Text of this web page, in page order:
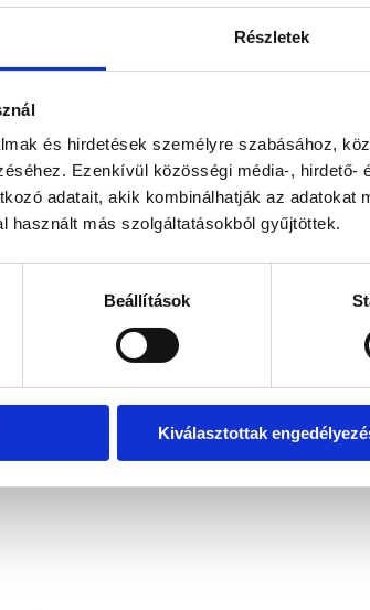
Részletek
és hirdetések személyre szabásához,
Ezenkívül közösségi média-,
adatait, akik kombinálhatják az adatokat
használt más szolgáltatásokból gyűjtöttek.
Beállítások
Kiválasztottak
kényelmesen tudtok elvonulni a nyüzsgő világ
az sem akadály. Vegyétek ki a házat
mártózzatok meg a dézsában, napozzatok a
egy jó regényt, vagy igyatok meg egy
LCD Tv. Erkély minden szobához. Zárt parkoló.